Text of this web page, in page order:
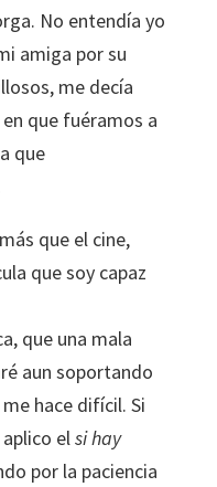
No entendía yo
amiga por su
me decía
que fuéramos a
que
que el cine,
que soy capaz
que una mala
aun soportando
hace difícil. Si
elsi hay
por la paciencia